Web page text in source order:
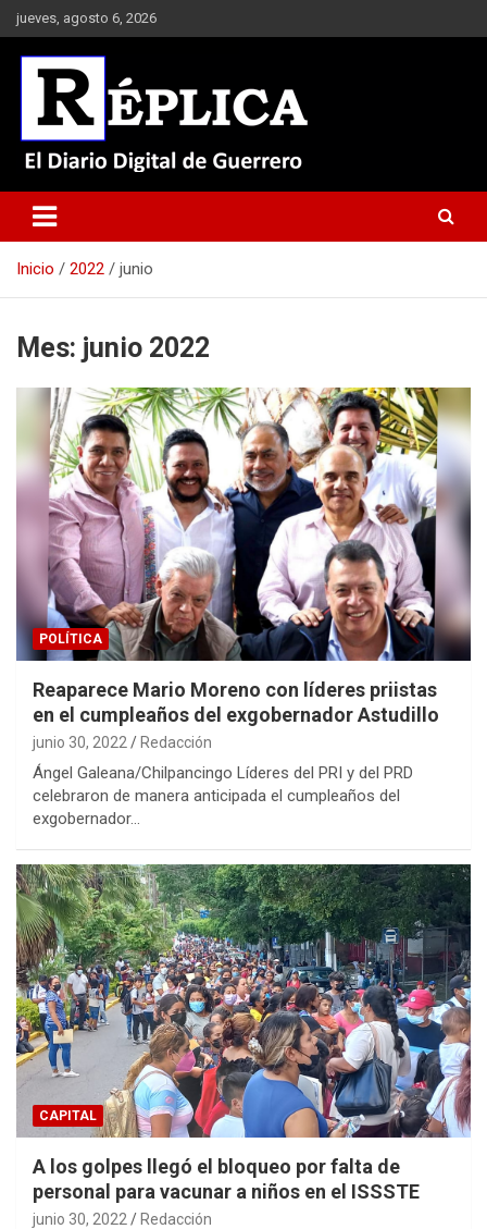
Saltar
al
contenido
jueves, agosto 6, 2026
Réplica
Inicio 2022 junio
Mes: junio 2022
POLÍTICA
Reaparece Mario Moreno con líderes priistas
en el cumpleaños del exgobernador Astudillo
junio 30, 2022 Redacción
Ángel Galeana/Chilpancingo Líderes del PRI y del PRD
celebraron de manera anticipada el cumpleaños del
exgobernador…
CAPITAL
A los golpes llegó el bloqueo por falta de
personal para vacunar a niños en el ISSSTE
junio 30, 2022 Redacción